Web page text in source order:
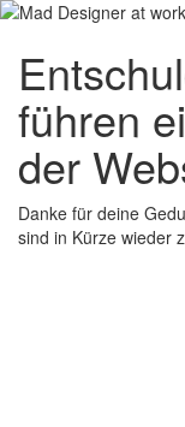
führen
der
Danke für deine
sind in Kürze wieder